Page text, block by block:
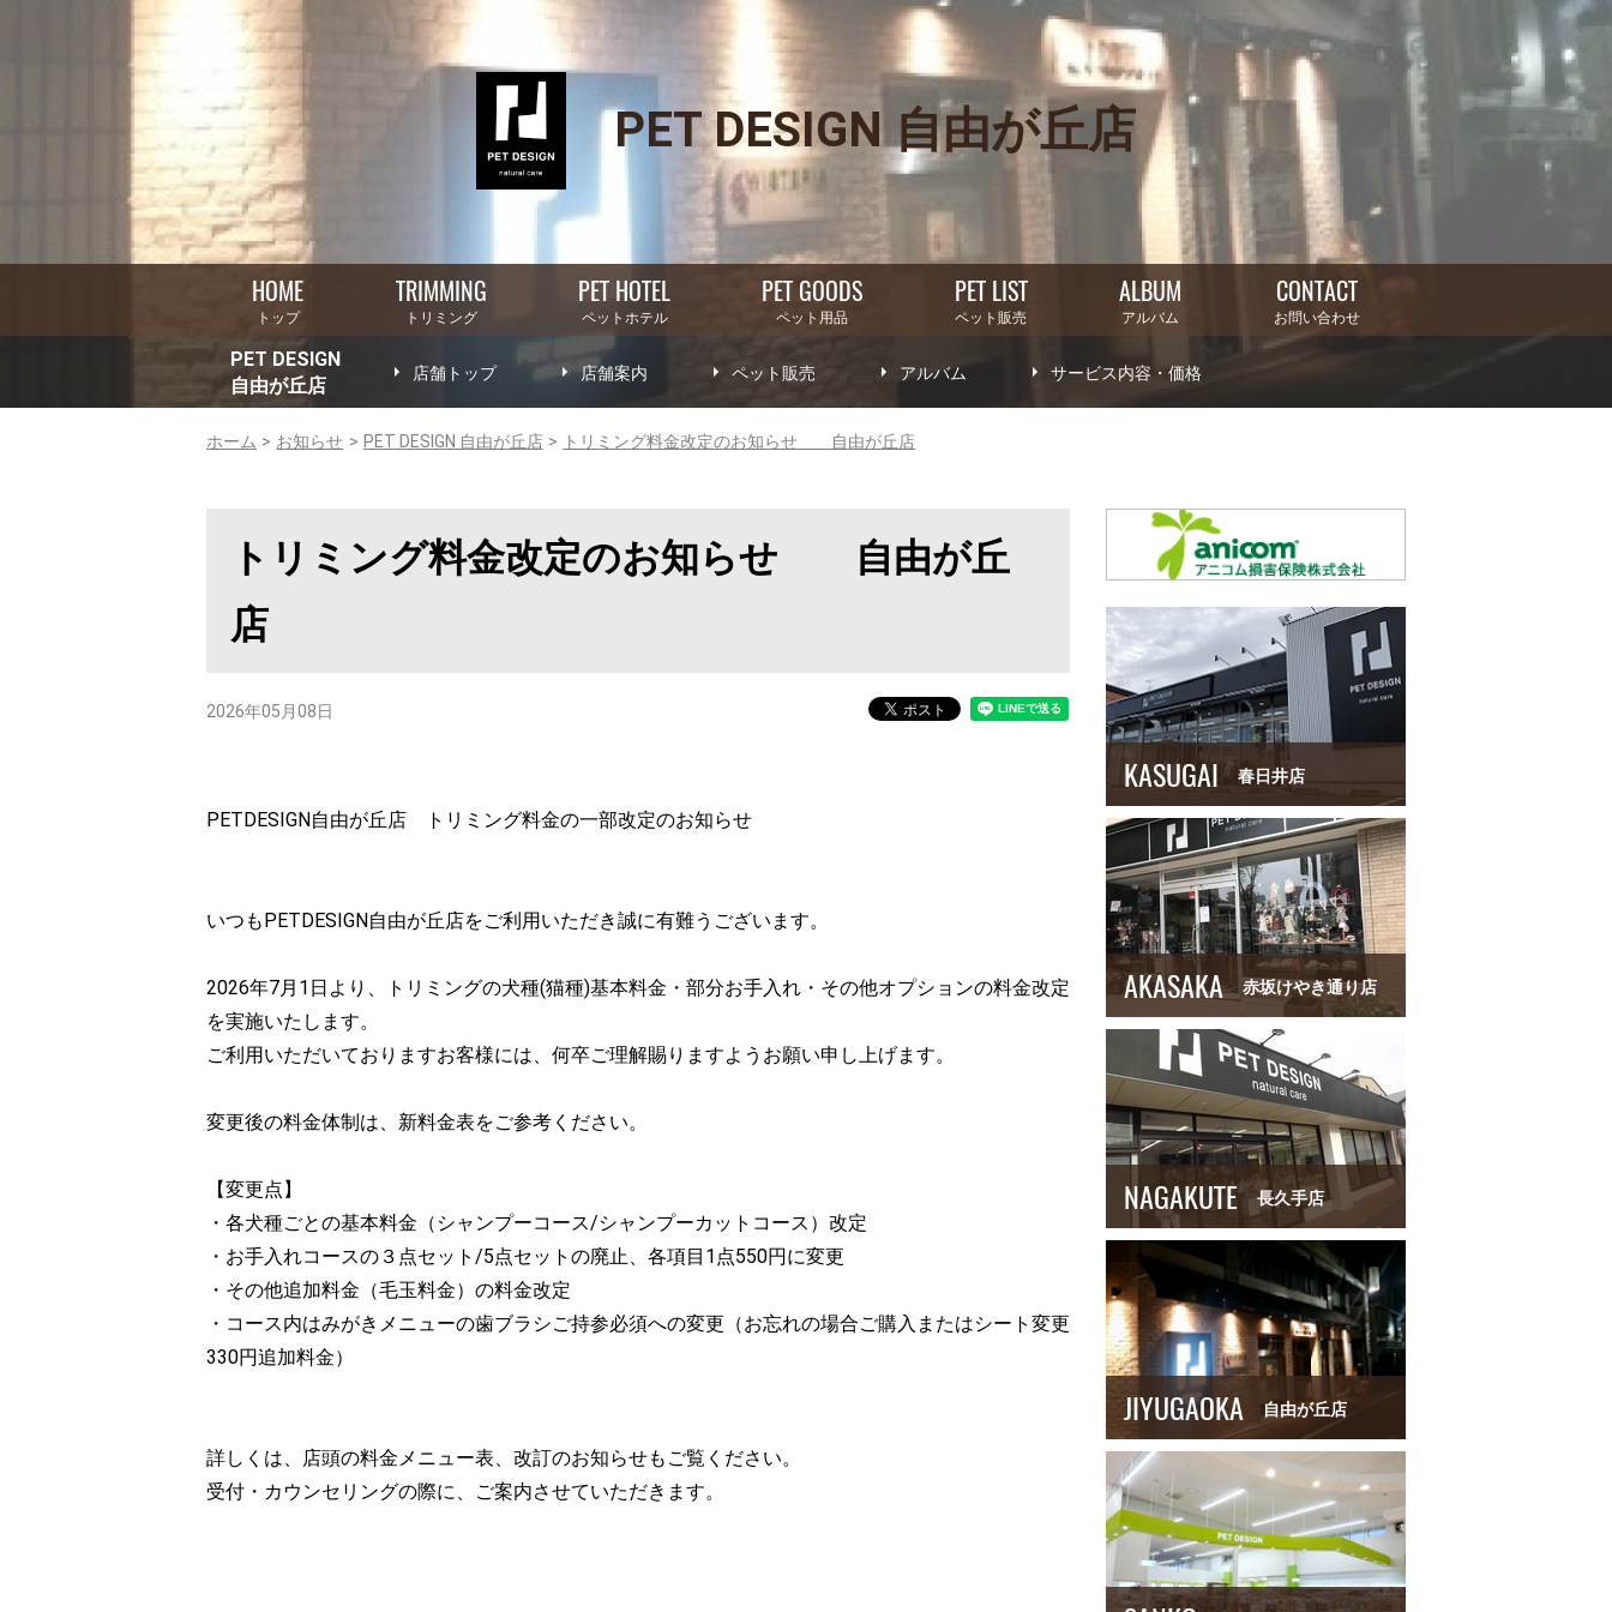
PET DESIGN 自由が丘店
HOME
トップ
TRIMMING
トリミング
PET HOTEL
ペットホテル
PET GOODS
ペット用品
PET LIST
ペット販売
ALBUM
アルバム
CONTACT
お問い合わせ
PET DESIGN
自由が丘店
店舗トップ 店舗案内 ペット販売 アルバム サービス内容・価格
ホーム お知らせ PET DESIGN 自由が丘店 トリミング料金改定のお知らせ 自由が丘店
トリミング料金改定のお知らせ 自由が丘
店
2026年05月08日
PETDESIGN自由が丘店 トリミング料金の一部改定のお知らせ
いつもPETDESIGN自由が丘店をご利用いただき誠に有難うございます。
2026年7月1日より、トリミングの犬種(猫種)基本料金・部分お手入れ・その他オプションの料金改定
を実施いたします。
ご利用いただいておりますお客様には、何卒ご理解賜りますようお願い申し上げます。
変更後の料金体制は、新料金表をご参考ください。
【変更点】
・各犬種ごとの基本料金（シャンプーコース/シャンプーカットコース）改定
・お手入れコースの３点セット/5点セットの廃止、各項目1点550円に変更
・その他追加料金（毛玉料金）の料金改定
・コース内はみがきメニューの歯ブラシご持参必須への変更（お忘れの場合ご購入またはシート変更
330円追加料金）
詳しくは、店頭の料金メニュー表、改訂のお知らせもご覧ください。
受付・カウンセリングの際に、ご案内させていただきます。
KASUGAI 春日井店
AKASAKA 赤坂けやき通り店
NAGAKUTE 長久手店
JIYUGAOKA 自由が丘店